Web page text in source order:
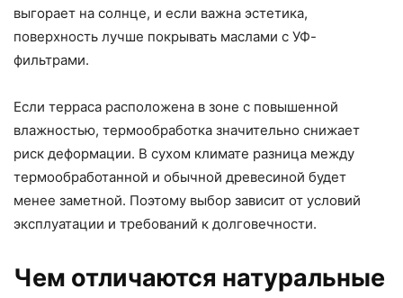
выгорает на солнце, и если важна эстетика,
поверхность лучше покрывать маслами с УФ-
фильтрами.
Если терраса расположена в зоне с повышенной
влажностью, термообработка значительно снижает
риск деформации. В сухом климате разница между
термообработанной и обычной древесиной будет
менее заметной. Поэтому выбор зависит от условий
эксплуатации и требований к долговечности.
Чем отличаются натуральные